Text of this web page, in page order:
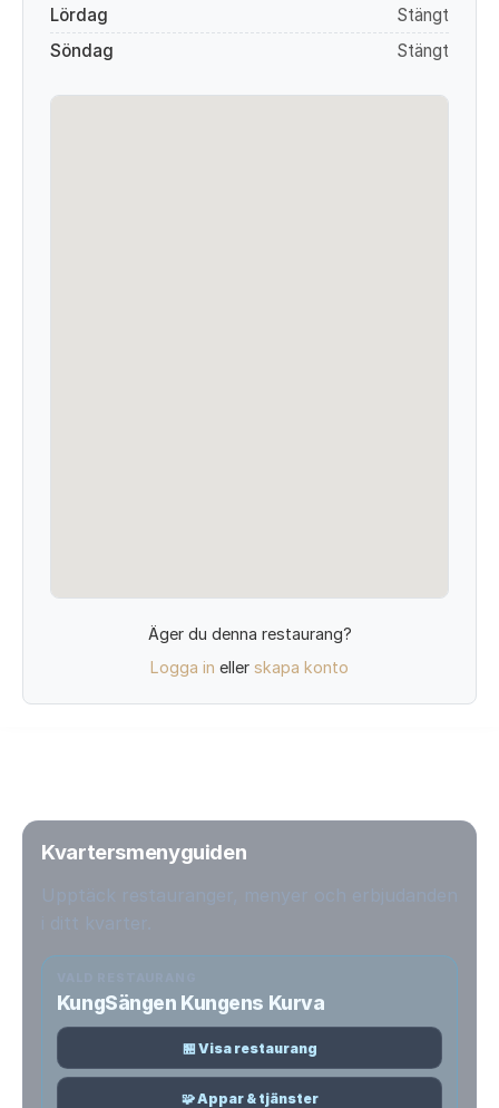
Lördag
Stängt
Söndag
Stängt
Äger du denna restaurang?
Logga in eller skapa konto
Kvartersmenyguiden
KungSängen Kungens Kurva
🏪 Visa restaurang
🧩 Appar & tjänster